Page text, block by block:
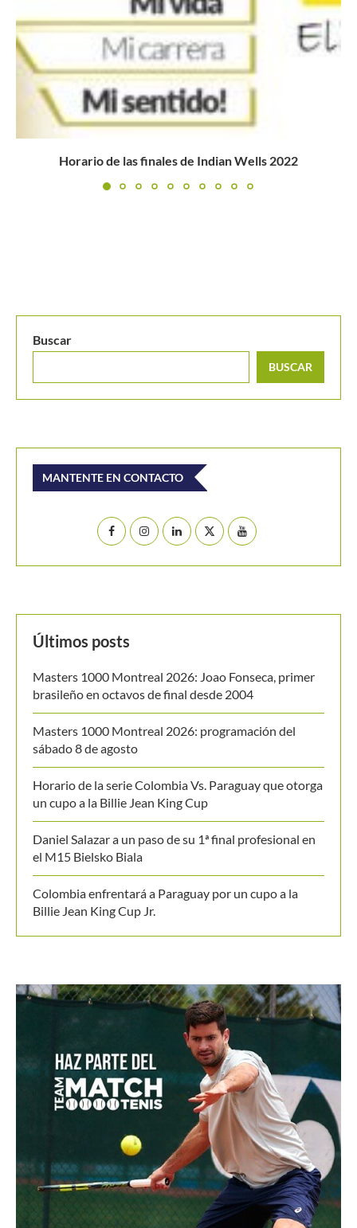
Gira Cosat 2023: Eduardo Jaramillo se anota un
Buscar
BUSCAR
MANTENTE EN CONTACTO
Masters 1000 Montreal 2026: Joao Fonseca, primer
brasileño en octavos de final desde 2004
Masters 1000 Montreal 2026: programación del
sábado 8 de agosto
Horario de la serie Colombia Vs. Paraguay que otorga
un cupo a la Billie Jean King Cup
Daniel Salazar a un paso de su 1ª final profesional en
el M15 Bielsko Biala
Colombia enfrentará a Paraguay por un cupo a la